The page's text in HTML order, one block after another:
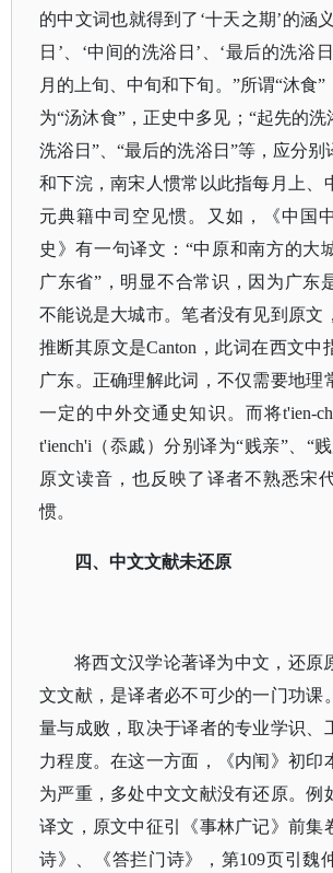
的中文词也就得到了‘十天之期’的涵
日’、‘中间的洗浴日’、‘最后的洗浴
月的上旬、中旬和下旬。”所谓“沐食”
为“汤沐食”，正史中多见；“起先的洗
洗浴日”、“最后的洗浴日”等，应分别
和下浣，南宋人惯常以此指每月上、
元典籍中司空见惯。又如，《中国
史》有一句译文：“中原和南方的大
广东省”，明显不合常识，因为广东
不能说是大城市。笔者没有见到原文
推断其原文是Canton，此词在西文中
广东。正确理解此词，不仅需要地理
一定的中外交通史知识。而将t'ien-
t'iench'i（忝戚）分别译为“贱亲”、“
原文读音，也反映了译者不熟悉宋
惯。
四、中文文献未还原
将西文汉学论著译为中文，还原
文文献，是译者必不可少的一门功课
量与成败，取决于译者的专业学识、
力程度。在这一方面，《内闱》初印
为严重，多处中文文献没有还原。例
译文，原文中征引《事林广记》前集
诗》、《答拦门诗》，第109页引魏